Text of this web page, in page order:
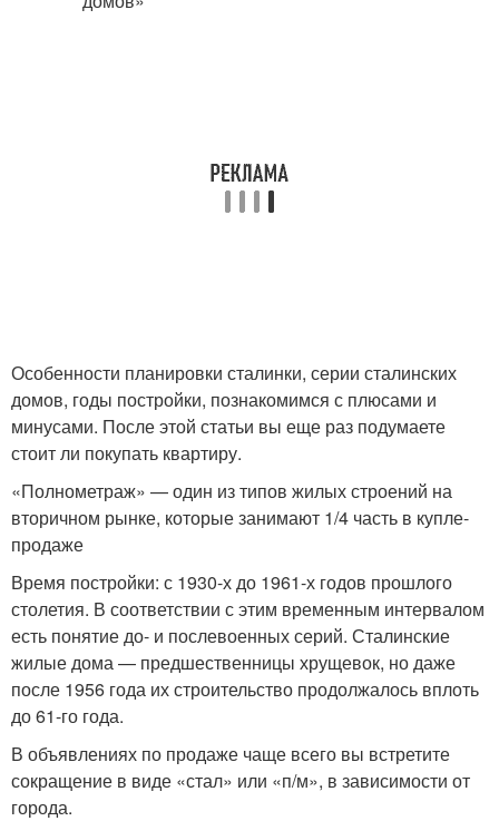
Особенности планировки сталинки, серии сталинских
домов, годы постройки, познакомимся с плюсами и
минусами. После этой статьи вы еще раз подумаете
стоит ли покупать квартиру.
«Полнометраж» — один из типов жилых строений на
вторичном рынке, которые занимают 1/4 часть в купле-
продаже
Время постройки: с 1930-х до 1961-х годов прошлого
столетия. В соответствии с этим временным интервалом
есть понятие до- и послевоенных серий. Сталинские
жилые дома — предшественницы хрущевок, но даже
после 1956 года их строительство продолжалось вплоть
до 61-го года.
В объявлениях по продаже чаще всего вы встретите
сокращение в виде «стал» или «п/м», в зависимости от
города.